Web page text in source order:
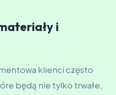
i
klienci często
będą nie tylko trwałe,